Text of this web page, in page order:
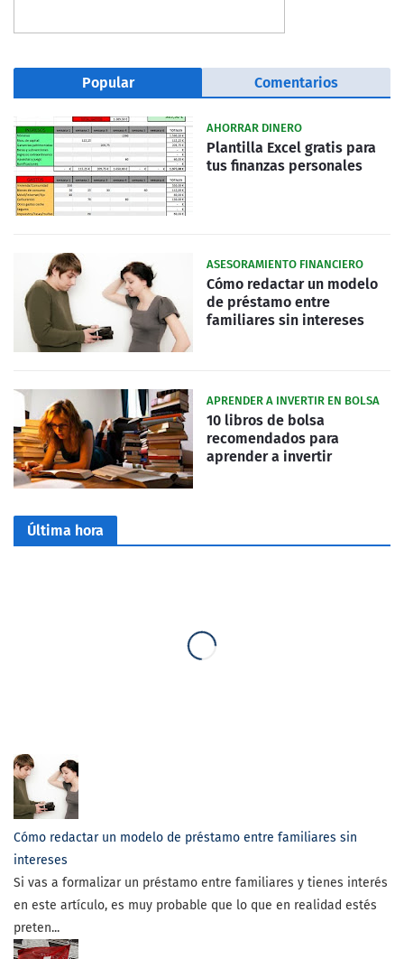
Popular Comentarios
AHORRAR DINERO
Plantilla Excel gratis para
tus finanzas personales
ASESORAMIENTO FINANCIERO
Cómo redactar un modelo
de préstamo entre
familiares sin intereses
APRENDER A INVERTIR EN BOLSA
10 libros de bolsa
recomendados para
aprender a invertir
Última hora
Cómo redactar un modelo de préstamo entre familiares sin
intereses
Si vas a formalizar un préstamo entre familiares y tienes interés
en este artículo, es muy probable que lo que en realidad estés
preten...